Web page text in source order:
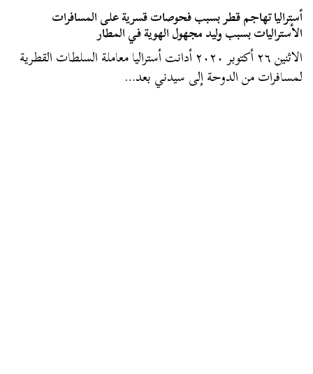
أستراليا تهاجم قطر بسبب فحوصات قسرية على المسافرات
الأستراليات بسبب وليد مجهول الهوية في المطار
الاثنين ٢٦ أكتوبر ٢٠٢٠ أدانت أستراليا معاملة السلطات القطرية
لمسافرات من الدوحة إلى سيدني بعد…